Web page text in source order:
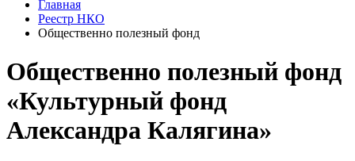
Главная
Реестр НКО
Общественно полезный фонд
Общественно полезный фонд
«Культурный фонд
Александра Калягина»